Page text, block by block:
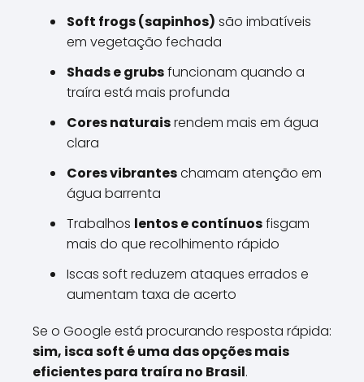
Soft frogs (sapinhos) são imbatíveis
em vegetação fechada
Shads e grubsfuncionam quando a
traíra está mais profunda
Cores naturaisrendem mais em água
clara
Cores vibranteschamam atenção em
água barrenta
Trabalhos lentos e contínuosfisgam
mais do que recolhimento rápido
Iscas soft reduzem ataques errados e
aumentam taxa de acerto
Se o Google está procurando resposta rápida:
sim, isca soft é uma das opções mais
eficientes para traíra no Brasil.